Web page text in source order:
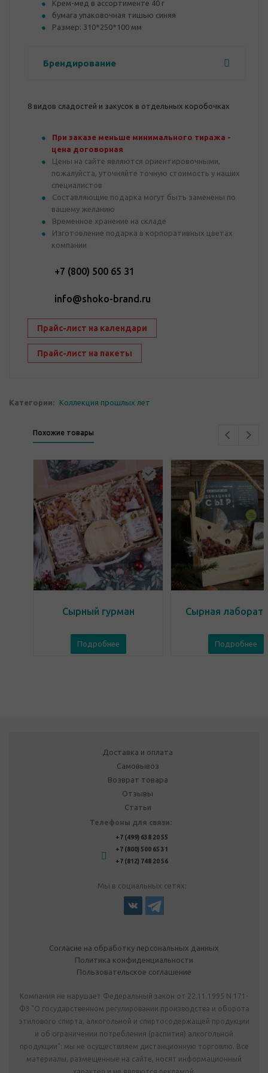
Крем-мед в ассортименте 40 г
бумага упаковочная тишью синяя
Размер: 310*250*100 мм
Брендирование
8 видов сладостей и закусок в отдельных коробочках
При заказе меньше минимального тиража -
цена договорная
Цены на сайте являются ориентировочными,
пожалуйста, уточняйте точную стоимость у наших
специалистов
Составляющие подарка могут быть заменены по
вашему желанию
Временное хранение на складе
Изготовление подарка в корпоративных цветах
компании
+7 (800) 500 65 31
info@shoko-brand.ru
Прайс-лист на календари
Прайс-лист на пакеты
Категории: Коллекция прошлых лет
Похожие товары
Сырный гурман
Подробнее
Сырная
Подробнее
Доставка и оплата
Самовывоз
Возврат товара
Отзывы
Статьи
Телефоны для связи:
+7 (499) 638 20 55
+7 (800) 500 65 31
+7 (812) 748 20 56
Мы в социальных сетях:
Согласие на обработку персональных данных
Политика конфиденциальности
Пользовательское соглашение
Компания не нарушает Федеральный закон от 22.11.1995 N 171-
ФЗ "О государственном регулировании производства и оборота
этилового спирта, алкогольной и спиртосодержащей продукции
и об ограничении потребления (распития) алкогольной
продукции": мы не осуществляем дистанционную торговлю. Все
материалы, размещенные на сайте, носят информационный